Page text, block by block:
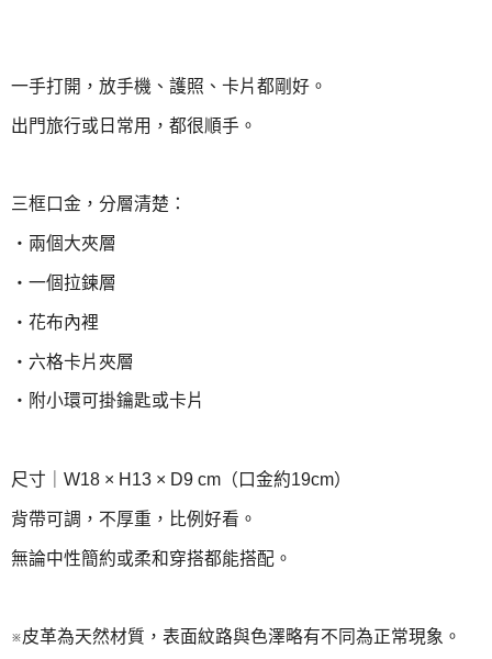
一手打開，放手機、護照、卡片都剛好。
出門旅行或日常用，都很順手。
三框口金，分層清楚：
・兩個大夾層
・一個拉鍊層
・花布內裡
・六格卡片夾層
・附小環可掛鑰匙或卡片
尺寸｜W18 × H13 × D9 cm（口金約19cm）
背帶可調，不厚重，比例好看。
無論中性簡約或柔和穿搭都能搭配。
※皮革為天然材質，表面紋路與色澤略有不同為正常現象。